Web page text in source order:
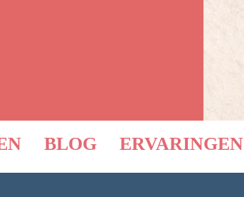
BLOG
ERVARINGEN